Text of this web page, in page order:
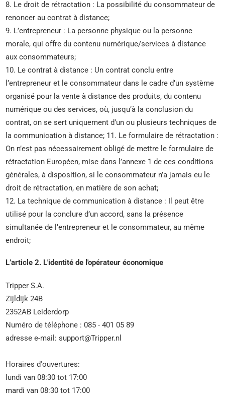
8. Le droit de rétractation : La possibilité du consommateur de
renoncer au contrat à distance;
9. L’entrepreneur : La personne physique ou la personne
morale, qui offre du contenu numérique/services à distance
aux consommateurs;
10. Le contrat à distance : Un contrat conclu entre
l’entrepreneur et le consommateur dans le cadre d’un système
organisé pour la vente à distance des produits, du contenu
numérique ou des services, où, jusqu’à la conclusion du
contrat, on se sert uniquement d’un ou plusieurs techniques de
la communication à distance; 11. Le formulaire de rétractation :
On n’est pas nécessairement obligé de mettre le formulaire de
rétractation Européen, mise dans l’annexe 1 de ces conditions
générales, à disposition, si le consommateur n’a jamais eu le
droit de rétractation, en matière de son achat;
12. La technique de communication à distance : Il peut être
utilisé pour la conclure d’un accord, sans la présence
simultanée de l’entrepreneur et le consommateur, au même
endroit;
L’article 2. L'identité de l'opérateur économique
Tripper S.A.
Zijldijk 24B
2352AB Leiderdorp
Numéro de téléphone : 085 - 401 05 89
adresse e-mail: support@Tripper.nl
Horaires d'ouvertures:
lundi van 08:30 tot 17:00
mardi van 08:30 tot 17:00